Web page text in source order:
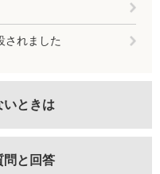
されました
いときは
問と回答